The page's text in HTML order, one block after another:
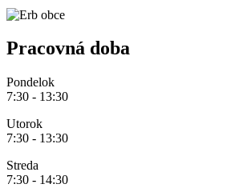
Pracovná doba
Pondelok
7:30 - 13:30
Utorok
7:30 - 13:30
Streda
7:30 - 14:30